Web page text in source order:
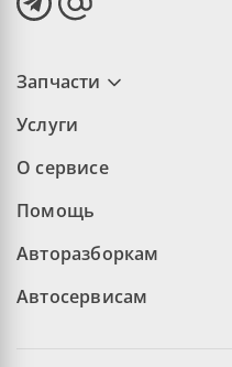
Запчасти
Услуги
О сервисе
Помощь
Авторазборкам
Автосервисам